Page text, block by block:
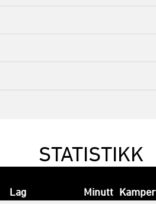
STATISTIKK
Lag Minutt Kamper